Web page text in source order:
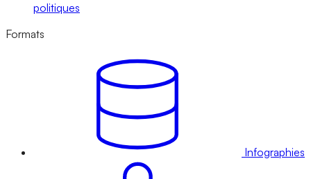
politiques
Formats
Infographies